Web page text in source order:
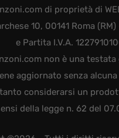
di proprietà di
10, 00141 Roma
e Partita I.V.A.
non è una
aggiornato senza
considerarsi un
della legge n. 62 del